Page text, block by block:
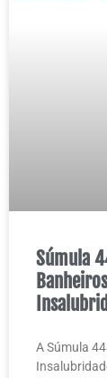
Súmula
A Súmula